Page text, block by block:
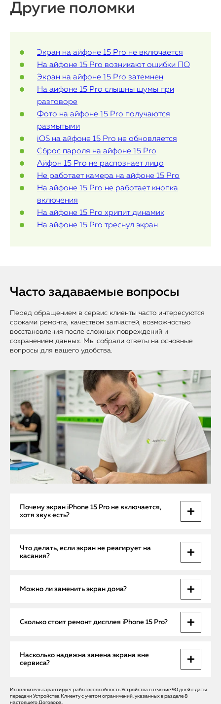
Контакты
Статьи
Другие поломки
Экран на айфоне 15 Pro не включается
На айфоне 15 Pro возникают ошибки ПО
Экран на айфоне 15 Pro затемнен
На айфоне 15 Pro слышны шумы при
разговоре
Фото на айфоне 15 Pro получаются
размытыми
iOS на айфоне 15 Pro не обновляется
Сброс пароля на айфоне 15 Pro
Айфон 15 Pro не распознает лицо
Не работает камера на айфоне 15 Pro
На айфоне 15 Pro не работает кнопка
включения
На айфоне 15 Pro хрипит динамик
На айфоне 15 Pro треснул экран
Часто задаваемые вопросы
Перед обращением в сервис клиенты часто интересуются
сроками ремонта, качеством запчастей, возможностью
восстановления после сложных повреждений и
сохранением данных. Мы собрали ответы на основные
вопросы для вашего удобства.
Почему экран iPhone 15 Pro не включается,
хотя звук есть?
нарушено соединение с платой. Реже — сбой в
микросхемах питания дисплея. Диагностика на месте даст
Что делать, если экран не реагирует на
касания?
поломка сенсорного слоя дисплея или шлейфа. Мы
Можно ли заменить экран дома?
Да, выезд мастера по СПб бесплатный. Если проблема в
экране или шлейфе — все можно починить на месте с
Сколько стоит ремонт дисплея iPhone 15 Pro?
Цена зависит от характера поломки. Замена дисплея —
одна сумма, восстановление шлейфа — другая.
Финальную цену мастер озвучивает после диагностики.
Насколько надежна замена экрана вне
сервиса?
Мы используем только оригинальные дисплеи Apple,
соблюдаем все стандарты сборки и предоставляем
Исполнитель гарантирует работоспособность Устройства в течение 90 дней с даты
передачи Устройства Клиенту с учетом ограничений, указанных в разделе 8
настоящего Договора.